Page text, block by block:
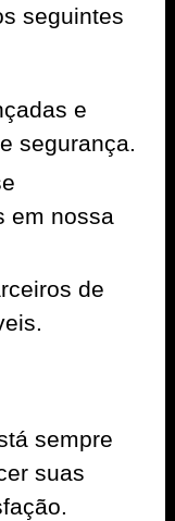
seguintes
e
segurança.
em nossa
de
sempre
suas